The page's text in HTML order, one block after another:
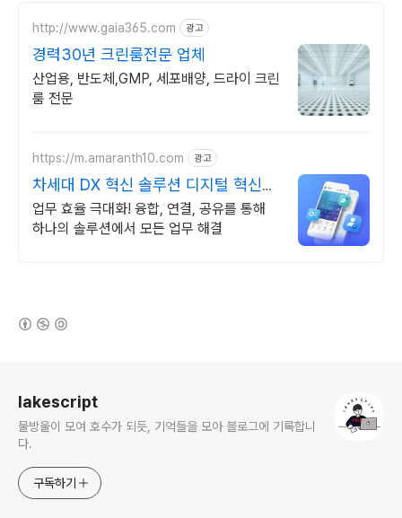
http://www.gaia365.com 광고
경력30년 크린룸전문 업체
산업용, 반도체,GMP, 세포배양, 드라이 크린
룸 전문
https://m.amaranth10.com 광고
차세대 DX 혁신 솔루션 디지털 혁신의
완성
업무 효율 극대화! 융합, 연결, 공유를 통해
하나의 솔루션에서 모든 업무 해결
lakescript
물방울이 모여 호수가 되듯, 기억들을 모아 블로그에 기록합니
다.
구독하기